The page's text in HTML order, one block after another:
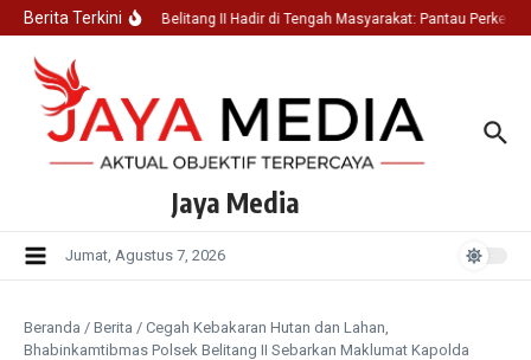
Lewati ke konten
Berita TerkiniPolsek Belitang II Hadir di Tengah Masyarakat: Pantau
Jaya Media
Jumat, Agustus 7, 2026
Beranda / Berita / Cegah Kebakaran Hutan dan Lahan,
Bhabinkamtibmas Polsek Belitang II Sebarkan Maklumat Kapolda